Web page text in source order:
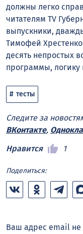
должны легко
читателям TV
выпускники,
Тимофей
десять непростых
программы, логику
тесты
Следите за
ВКонтакте,
Нравится
1
Поделиться:
Ваш адрес email не